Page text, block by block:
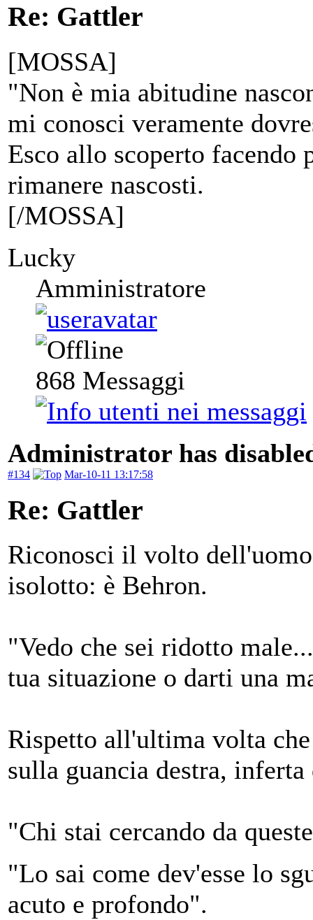
Re: Gattler
[MOSSA]
"Non è mia abitudine
mi conosci veramente
Esco allo scoperto
rimanere nascosti.
[/MOSSA]
Lucky
Amministratore
868 Messaggi
Administrator has
#134 Mar-10-11 13:17:58
Re: Gattler
Riconosci il volto
isolotto: è Behron.
"Vedo che sei ridotto
tua situazione o darti una
Rispetto all'ultima volta
sulla guancia destra,
"Chi stai cercando da
"Lo sai come dev'esse lo
acuto e profondo".